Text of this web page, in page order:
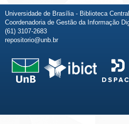
Universidade de Brasília - Biblioteca Central
Coordenadoria de Gestão da Informação
(61) 3107-2683
repositorio@unb.br